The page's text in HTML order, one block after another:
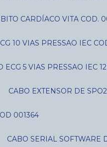
CARDÍACO VITA COD.
10 VIAS PRESSAO IEC
ECG 5 VIAS PRESSAO IEC
CABO EXTENSOR DE
001364
CABO SERIAL